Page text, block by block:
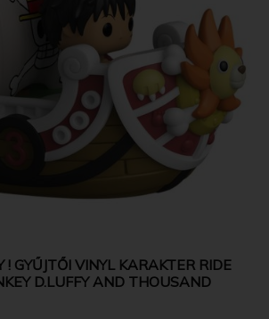
! GYŰJTŐI VINYL KARAKTER RIDE
D.LUFFY AND THOUSAND